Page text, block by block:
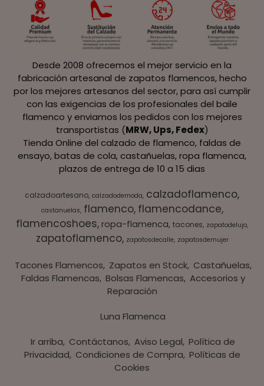
Desde 2008 ofrecemos el mejor servicio en la
fabricación artesanal de zapatos flamencos, hecho
por los mejores artesanos del sector, para así cumplir
con las exigencias de los profesionales del baile
flamenco y enviamos los pedidos con los mejores
transportistas (MRW, Ups, Fedex)
Tienda Online del calzado de flamenco, faldas de
ensayo, batas de cola, castañuelas, ropa flamenca,
plazos de entrega de 10 a 15 dias
calzadoartesano calzadodemoda calzadoflamenco
castanuelas flamenco flamencodance
flamencoshoes ropa-flamenca tacones zapatodelujo
zapatoflamenco zapatosdecalle zapatosdemujer
Tacones Flamencos Zapatos en Stock Castañuelas
Faldas Flamencas Bolsas Flamencas Accesorios y
Reparación
Luna Flamenca
Ir arriba Contáctanos Aviso Legal Política de
Privacidad Condiciones de Compra Políticas de
Cookies